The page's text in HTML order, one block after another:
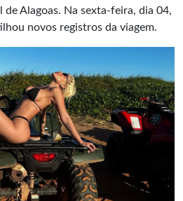
Alagoas. Na sexta-feira, dia 04,
novos registros da viagem.